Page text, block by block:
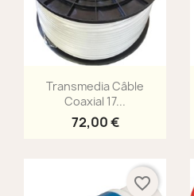
Aperçu rapide
Transmedia Câble
Coaxial 17...
72,00 €
favorite_border